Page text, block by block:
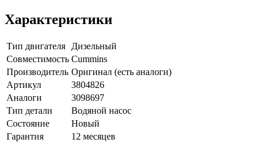
Характеристики
Тип двигателя
Дизельный
Совместимость Cummins
Производитель Оригинал (есть аналоги)
Артикул
3804826
Аналоги
3098697
Тип детали
Водяной насос
Состояние
Новый
Гарантия
12 месяцев